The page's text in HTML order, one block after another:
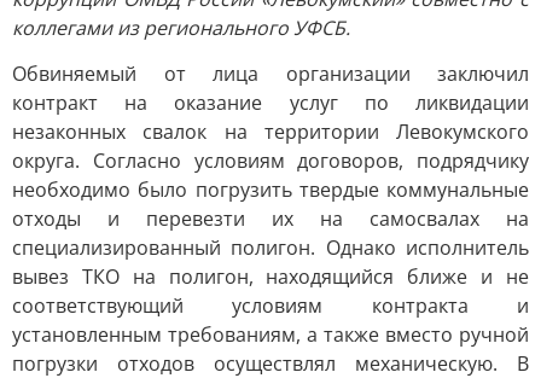
коллегами из регионального УФСБ.
Обвиняемый от лица организации заключил
контракт на оказание услуг по ликвидации
незаконных свалок на территории Левокумского
округа. Согласно условиям договоров, подрядчику
необходимо было погрузить твердые коммунальные
отходы и перевезти их на самосвалах на
специализированный полигон. Однако исполнитель
вывез ТКО на полигон, находящийся ближе и не
соответствующий условиям контракта и
установленным требованиям, а также вместо ручной
погрузки отходов осуществлял механическую. В